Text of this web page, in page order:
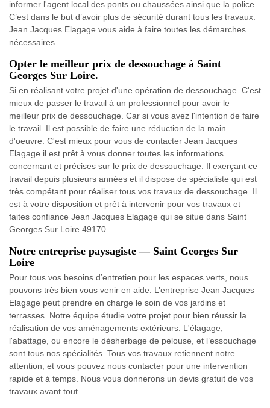
informer l'agent local des ponts ou chaussées ainsi que la police.
C’est dans le but d’avoir plus de sécurité durant tous les travaux.
Jean Jacques Elagage vous aide à faire toutes les démarches
nécessaires.
Opter le meilleur prix de dessouchage à Saint
Georges Sur Loire.
Si en réalisant votre projet d'une opération de dessouchage. C'est
mieux de passer le travail à un professionnel pour avoir le
meilleur prix de dessouchage. Car si vous avez l'intention de faire
le travail. Il est possible de faire une réduction de la main
d'oeuvre. C'est mieux pour vous de contacter Jean Jacques
Elagage il est prêt à vous donner toutes les informations
concernant et précises sur le prix de dessouchage. Il exerçant ce
travail depuis plusieurs années et il dispose de spécialiste qui est
très compétant pour réaliser tous vos travaux de dessouchage. Il
est à votre disposition et prêt à intervenir pour vos travaux et
faites confiance Jean Jacques Elagage qui se situe dans Saint
Georges Sur Loire 49170.
Notre entreprise paysagiste — Saint Georges Sur
Loire
Pour tous vos besoins d’entretien pour les espaces verts, nous
pouvons très bien vous venir en aide. L’entreprise Jean Jacques
Elagage peut prendre en charge le soin de vos jardins et
terrasses. Notre équipe étudie votre projet pour bien réussir la
réalisation de vos aménagements extérieurs. L'élagage,
l'abattage, ou encore le désherbage de pelouse, et l’essouchage
sont tous nos spécialités. Tous vos travaux retiennent notre
attention, et vous pouvez nous contacter pour une intervention
rapide et à temps. Nous vous donnerons un devis gratuit de vos
travaux avant tout.